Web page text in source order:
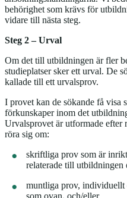
behörighet som krävs för
vidare till nästa steg.
Steg 2 – Urval
Om det till utbildningen är fler
studieplatser sker ett urval. De
kallade till ett urvalsprov.
I provet kan de sökande få visa
förkunskaper inom det
Urvalsprovet är utformade efter
röra sig om:
skriftliga prov som är
relaterade till
muntliga prov, individuellt